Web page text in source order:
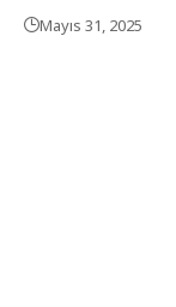
Mayıs 31, 2025